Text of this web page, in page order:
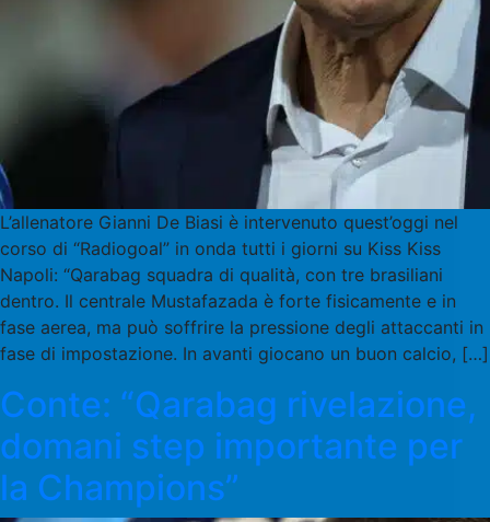
L’allenatore Gianni De Biasi è intervenuto quest’oggi nel
corso di “Radiogoal” in onda tutti i giorni su Kiss Kiss
Napoli: “Qarabag squadra di qualità, con tre brasiliani
dentro. Il centrale Mustafazada è forte fisicamente e in
fase aerea, ma può soffrire la pressione degli attaccanti in
fase di impostazione. In avanti giocano un buon calcio, […]
Conte: “Qarabag rivelazione,
domani step importante per
la Champions”